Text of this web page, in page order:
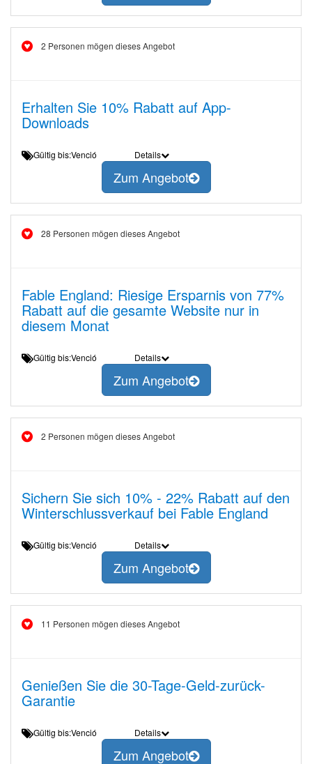
2 Personen mögen dieses Angebot
Erhalten Sie 10% Rabatt auf App-
Downloads
Gültig bis:Venció Details
Zum Angebot
28 Personen mögen dieses Angebot
Fable England: Riesige Ersparnis von 77%
Rabatt auf die gesamte Website nur in
diesem Monat
Gültig bis:Venció Details
Zum Angebot
2 Personen mögen dieses Angebot
Sichern Sie sich 10% - 22% Rabatt auf den
Winterschlussverkauf bei Fable England
Gültig bis:Venció Details
Zum Angebot
11 Personen mögen dieses Angebot
Genießen Sie die 30-Tage-Geld-zurück-
Garantie
Gültig bis:Venció Details
Zum Angebot